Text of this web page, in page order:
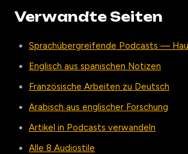
Verwandte Seiten
Sprachübergreifende Podcasts —
Englisch aus spanischen Notizen
Französische Arbeiten zu Deutsch
Arabisch aus englischer Forschung
Artikel in Podcasts verwandeln
Alle 8 Audiostile